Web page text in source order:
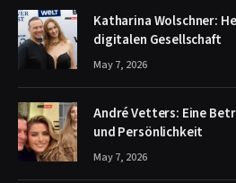
Katharina Wolschner:
digitalen Gesellschaft
May 7, 2026
André Vetters: Eine
und Persönlichkeit
May 7, 2026